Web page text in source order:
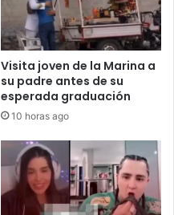
Visita joven de la Marina a
su padre antes de su
esperada graduación
10 horas ago